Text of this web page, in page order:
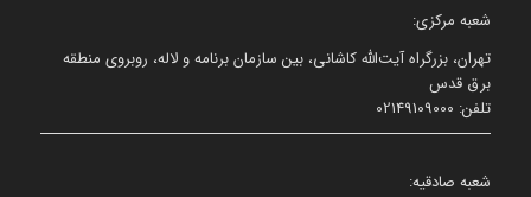
شعبه مرکزی:
تهران، بزرگراه آیت‌الله کاشانی، بین سازمان برنامه و لاله، روبروی منطقه
برق قدس
تلفن: 02149109000
شعبه صادقیه: